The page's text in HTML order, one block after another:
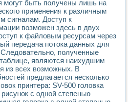
и программное обеспечение учебных
практикум для изучения
ТУР-10 средствами LabVIEW
комплекс для исследования
дистанционный лабораторный
возможности реставрации одномерных
технологий NATIONAL INSTRUMENTS в
алгоритма полигармонической
для исследования принципа действия
система поддержки принимаемых решений в
дисциплин «Моделирование систем» и
могут быть получены лишь на
применения к различным
сигналам. Доступ к
возможен здесь в двух
к файловым ресурсам через
передача потока данных для
полученные
являются наихудшим
из всех возможных. В
предлагается несколько
принтера: SV-500 головка
с одной степенью